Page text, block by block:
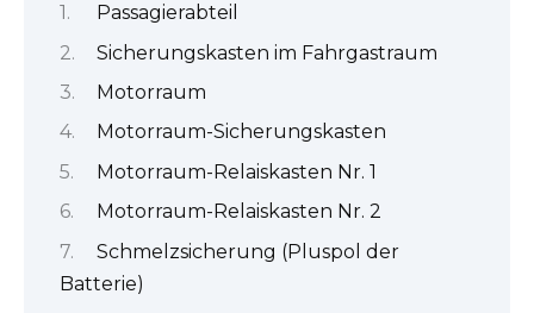
Passagierabteil
Sicherungskasten im Fahrgastraum
Motorraum
Motorraum-Sicherungskasten
Motorraum-Relaiskasten Nr. 1
Motorraum-Relaiskasten Nr. 2
Schmelzsicherung (Pluspol der
Batterie)